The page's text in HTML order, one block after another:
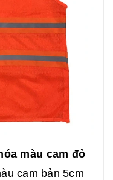
màu cam đỏ
cam bản 5cm